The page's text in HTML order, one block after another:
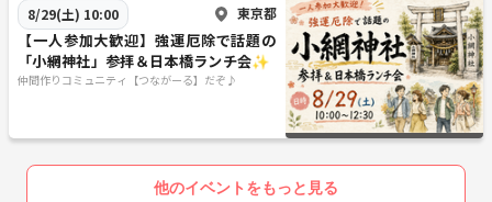
8/29(土) 10:00 東京都
【一人参加大歓迎】強運厄除で話題の
「小網神社」参拝＆日本橋ランチ会✨
仲間作りコミュニティ【つながーる】だぞ♪
他のイベントをもっと見る